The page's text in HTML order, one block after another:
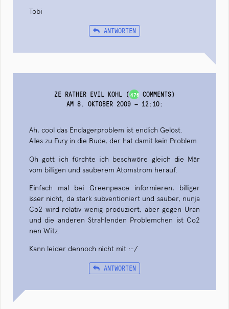
Tobi
ANTWORTEN
ZE RATHER EVIL KOHL (476 COMMENTS)
AM 8. OKTOBER 2009 — 12:10:
Ah, cool das Endlagerproblem ist endlich Gelöst.
Alles zu Fury in die Bude, der hat damit kein Problem.
Oh gott ich fürchte ich beschwöre gleich die Mär
vom billigen und sauberem Atomstrom herauf.
Einfach mal bei Greenpeace informieren, billiger
isser nicht, da stark subventioniert und sauber, nunja
Co2 wird relativ wenig produziert, aber gegen Uran
und die anderen Strahlenden Problemchen ist Co2
nen Witz.
Kann leider dennoch nicht mit :-/
ANTWORTEN